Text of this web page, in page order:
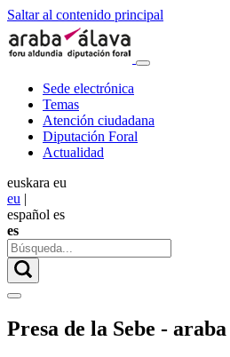
Saltar al contenido principal
Sede electrónica
Temas
Atención ciudadana
Diputación Foral
Actualidad
euskara eu
eu |
español es
es
Presa de la Sebe - araba